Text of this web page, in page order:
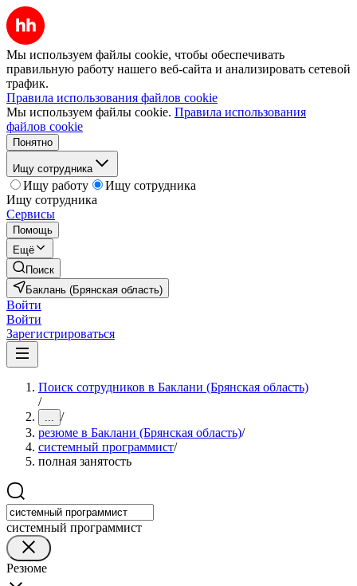
Мы используем файлы cookie, чтобы обеспечивать
правильную работу нашего веб-сайта и анализировать сетевой
трафик.
Правила использования файлов cookie
Мы используем файлы cookie. Правила использования
файлов cookie
Понятно
Ищу сотрудника
Ищу работу
Ищу сотрудника
Ищу сотрудника
Сервисы
Помощь
Ещё
Поиск
Баклань (Брянская область)
Войти
Войти
Зарегистрироваться
Поиск сотрудников в Баклани (Брянская область)
/
... /
резюме в Баклани (Брянская область)/
системный программист/
полная занятость
системный программист
Резюме